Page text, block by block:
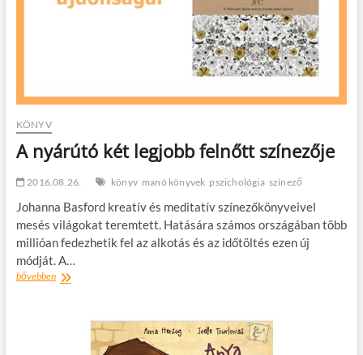
KÖNYV
A nyárútó két legjobb felnőtt színezője
2016.08.26. könyv manó könyvek pszichológia színező
Johanna Basford kreatív és meditatív színezőkönyveivel
mesés világokat teremtett. Hatására számos országában több
millióan fedezhetik fel az alkotás és az időtöltés ezen új
módját. A…
bővebbenA
színezője